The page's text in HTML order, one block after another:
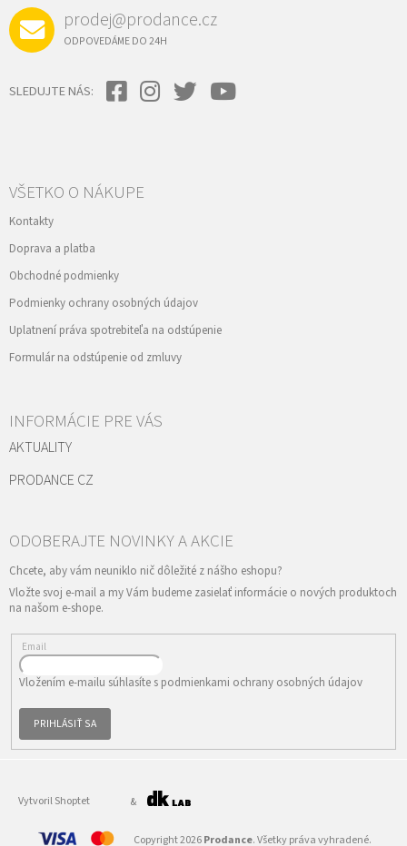
prodej@prodance.cz
ODPOVEDÁME DO 24H
SLEDUJTE NÁS:
VŠETKO O NÁKUPE
Kontakty
Doprava a platba
Obchodné podmienky
Podmienky ochrany osobných údajov
Uplatnení práva spotrebiteľa na odstúpenie
Formulár na odstúpenie od zmluvy
INFORMÁCIE PRE VÁS
AKTUALITY
PRODANCE CZ
Vložte svoj e-mail a my Vám budeme zasielať informácie o nových produktoch
na našom e-shope.
Email
Vložením e-mailu súhlasíte s podmienkami ochrany osobných údajov
PRIHLÁSIŤ SA
Vytvoril Shoptet &
Copyright 2026Prodance. Všetky práva vyhradené.